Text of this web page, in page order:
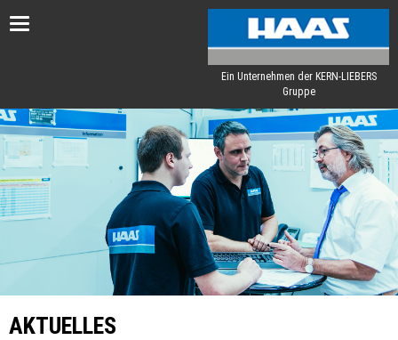
Toggle
Ein Unternehmen der KERN-LIEBERS
Gruppe
AKTUELLES